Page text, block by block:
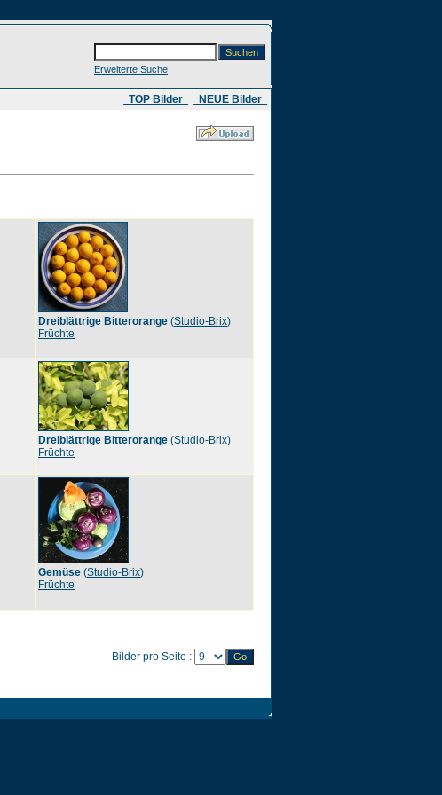
Erweiterte Suche
​ TOP Bilder NEUE Bilder
Dreiblättrige Bitterorange (Studio-Brix)
Früchte
Dreiblättrige Bitterorange (Studio-Brix)
Früchte
Gemüse (Studio-Brix)
Früchte
Bilder pro Seite :